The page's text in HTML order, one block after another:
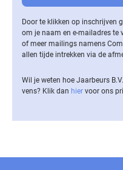
Door te klikken op inschrijven
om je naam en e-mailadres te
of meer mailings namens
allen tijde intrekken via de
Wil je weten hoe Jaarbeurs
vens? Klik dan hier voor ons